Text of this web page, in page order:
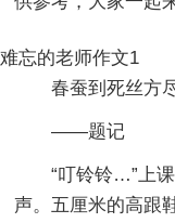
难忘的老师作文1
春蚕到死丝方
——题记
“叮铃铃…”上
声。五厘米的高跟